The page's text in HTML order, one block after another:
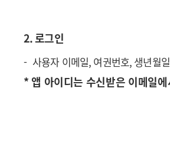
2. 로그인
사용자 이메일, 여권번호, 생년월
* 앱 아이디는 수신받은 이메일